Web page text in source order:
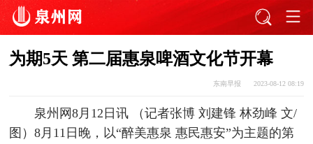
为期5天 第二届惠泉啤酒文化节开幕
东南早报 2023-08-12 08:19
泉州网8月12日讯 （记者张博 刘建锋 林劲峰 文/
图）8月11日晚，以“醉美惠泉 惠民惠安”为主题的第